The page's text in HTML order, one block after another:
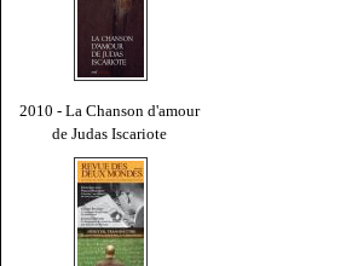
2010 - La Chanson d'amour
de Judas Iscariote